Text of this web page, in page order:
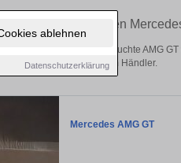
ablehnen
Datenschutzerklärung
Ihren gebrauchten
Entdecken Sie gebrauchte AMG
von privat und vom Händler.
Mercedes AMG GT